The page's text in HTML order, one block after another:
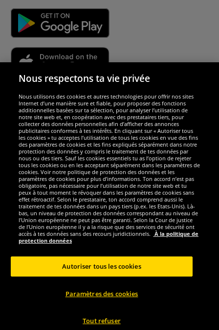
Sécurité
Nous sommes excellents
Réseaux sociaux
Tous droits réservés
valable pour les clients avec une adhésion de DealClub active.
Nous respectons ta vie privée
Nous utilisons des cookies et autres technologies pour offrir nos sites
Internet d’une manière sure et fiable, pour proposer des fonctions
additionnelles basées sur ta sélection, pour analyser l’utilisation de
notre site web et, en coopération avec des prestataires tiers, pour
collecter des données personnelles afin d’afficher des annonces
publicitaires conformes à tes intérêts. En cliquant sur « Autoriser tous
les cookies » tu acceptes l’utilisation de tous les cookies en vue des fins
des paramètres de cookies et les fins expliqués séparément dans notre
protection des données y compris le traitement de tes données par
nous ou des tiers. Sauf les cookies essentiels tu as l’option de rejeter
tous les cookies ou en les acceptant séparément dans les paramètres de
cookies. Voir notre politique de protection des données et les
paramètres de cookies pour plus d’informations. Ton accord n’est pas
obligatoire, pas nécessaire pour l’utilisation de notre site web et tu
peux à tout moment le révoquer dans les paramètres de cookies sans
effet rétroactif. Selon le prestataire, ton accord comprend aussi le
traitement de tes données dans un pays tiers (p.ex. les Etats-Unis). Là-
bas, un niveau de protection des données correspondant au niveau de
l’Union européenne ne peut pas être garanti. Selon la Cour de justice
de l’Union européenne il y a la risque que des services de sécurité ont
accès à tes données sans des recours juridictionnels. À la politique de
protection données
Paramètres des cookies
Tout refuser
Autoriser tous les cookies